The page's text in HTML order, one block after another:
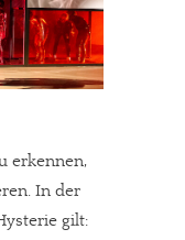
erkennen,
In der
gilt: